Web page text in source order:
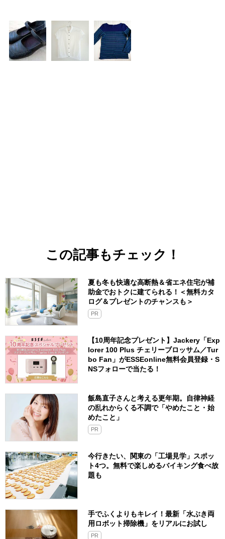
この記事もチェック！
夏も冬も快適な高断熱＆省エネ住宅が補
助金でおトクに建てられる！＜無料カタ
ログ＆プレゼントのチャンスも＞
PR
【10周年記念プレゼント】Jackery「Exp
lorer 100 Plus チェリーブロッサム／Tur
bo Fan」がESSEonline無料会員登録・S
NSフォローで当たる！
飯島直子さんと考える更年期。自律神経
の乱れからくる不調で「やめたこと・始
めたこと」
PR
今行きたい、関東の「工場見学」スポッ
ト4つ。無料で楽しめるバイキング食べ放
題も
手でふくよりもキレイ！最新「水ぶき両
用ロボット掃除機」をリアルにお試し
PR